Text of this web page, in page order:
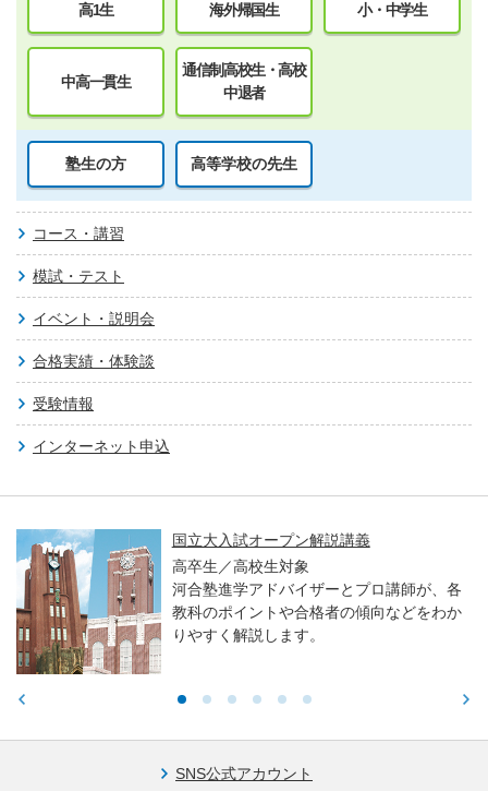
高1生 海外帰国生 小・中学生
中高一貫生
通信制高校生・高校
中退者
塾生の方 高等学校の先生
コース・講習
模試・テスト
イベント・説明会
合格実績・体験談
受験情報
インターネット申込
国立大入試オープン解説講義
高卒生／高校生対象
河合塾進学アドバイザーとプロ講師が、各
教科のポイントや合格者の傾向などをわか
りやすく解説します。
SNS公式アカウント